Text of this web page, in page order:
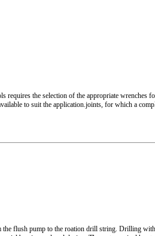
requires the selection of the appropriate wrenches
to suit the application.joints, for which a
the flush pump to the roation drill string. Drilling